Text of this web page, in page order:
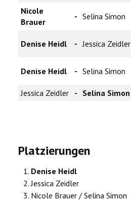
Nicole
Brauer
- Selina Simon
Denise Heidl - Jessica Zeidler
Denise Heidl - Selina Simon
Jessica Zeidler - Selina Simon
Platzierungen
Denise Heidl
Jessica Zeidler
Nicole Brauer / Selina Simon